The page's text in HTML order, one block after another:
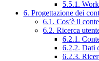
5.5.1.
6. Progettazione dei
6.1. Cos’è il
6.2. Ricerca
6.2.1.
6.2.2. Dati
6.2.3.